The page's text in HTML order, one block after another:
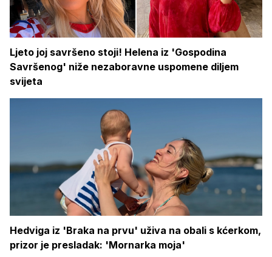
Ljeto joj savršeno stoji! Helena iz 'Gospodina
Savršenog' niže nezaboravne uspomene diljem
svijeta
Hedviga iz 'Braka na prvu' uživa na obali s kćerkom,
prizor je presladak: 'Mornarka moja'